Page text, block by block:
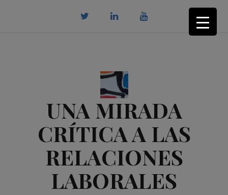
UNA MIRADA
CRÍTICA A LAS
RELACIONES
LABORALES